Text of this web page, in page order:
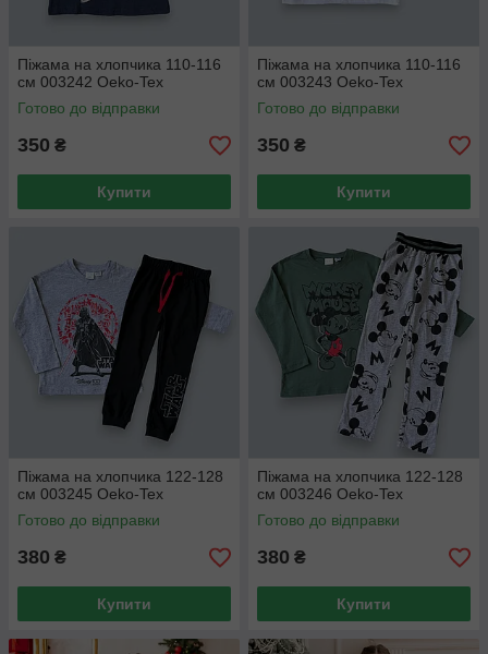
Піжама на хлопчика 110-116
см 003242 Oeko-Tex
Готово до відправки
350 ₴
Купити
Піжама на хлопчика 110-116
см 003243 Oeko-Tex
Готово до відправки
350 ₴
Купити
Піжама на хлопчика 122-128
см 003245 Oeko-Tex
Готово до відправки
380 ₴
Купити
Піжама на хлопчика 122-128
см 003246 Oeko-Tex
Готово до відправки
380 ₴
Купити